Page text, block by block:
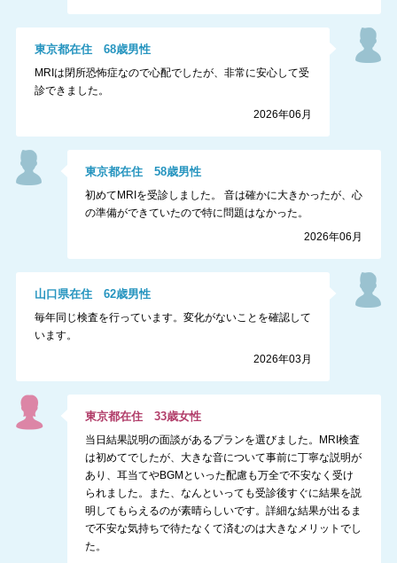
東京都在住 68歳男性
MRIは閉所恐怖症なので心配でしたが、非常に安心して受
診できました。
2026年06月
東京都在住58歳男性
初めてMRIを受診しました。 音は確かに大きかったが、心
の準備ができていたので特に問題はなかった。
2026年06月
山口県在住 62歳男性
毎年同じ検査を行っています。変化がないことを確認して
います。
2026年03月
東京都在住33歳女性
当日結果説明の面談があるプランを選びました。MRI検査
は初めてでしたが、大きな音について事前に丁寧な説明が
あり、耳当てやBGMといった配慮も万全で不安なく受け
られました。また、なんといっても受診後すぐに結果を説
明してもらえるのが素晴らしいです。詳細な結果が出るま
で不安な気持ちで待たなくて済むのは大きなメリットでし
た。